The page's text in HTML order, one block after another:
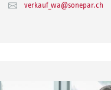
verkauf_wa@sonepar.ch